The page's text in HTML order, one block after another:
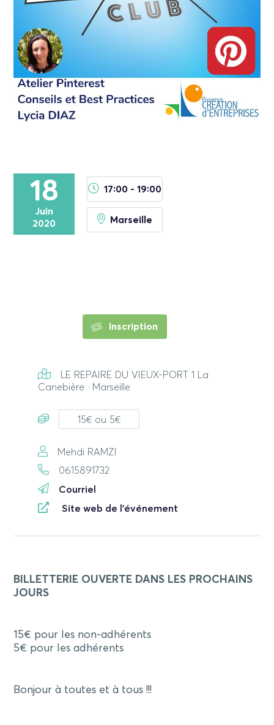
18
Juin
2020
17:00 - 19:00
Marseille
Inscription
LE REPAIRE DU VIEUX-PORT 1 La
Canebière · Marseille
15€ ou 5€
Mehdi RAMZI
0615891732
Courriel
Site web de l'événement
BILLETTERIE OUVERTE DANS LES PROCHAINS
JOURS
15€ pour les non-adhérents
5€ pour les adhérents
Bonjour à toutes et à tous !!!